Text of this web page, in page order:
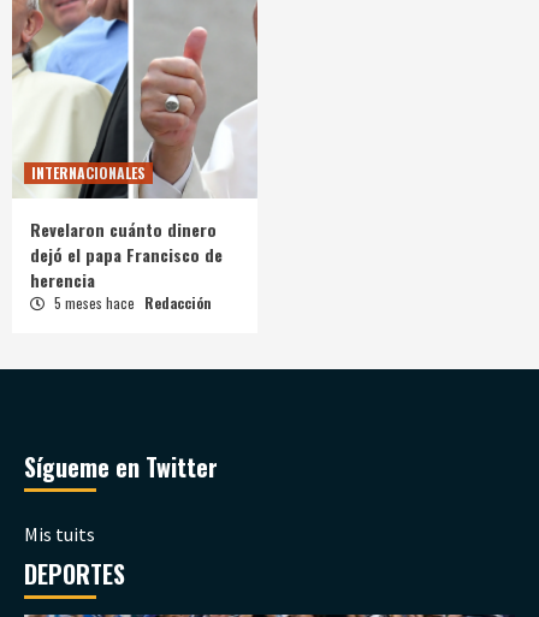
INTERNACIONALES
Revelaron cuánto dinero
dejó el papa Francisco de
herencia
5 meses hace Redacción
Sígueme en Twitter
Mis tuits
DEPORTES